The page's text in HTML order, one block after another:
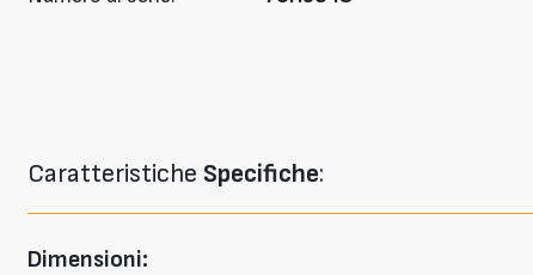
Caratteristiche Specifiche:
Dimensioni: